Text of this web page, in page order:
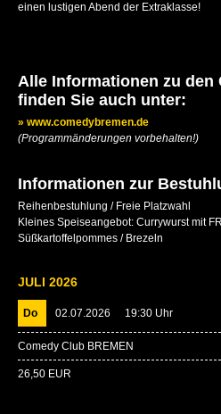
JENS HEINRICH CLAASSEN
JERRY VSAN
CAVEMAN
KAY RAY SHOW
ELKE WINTER
einen lustigen Abend der Extraklasse!
Alle Informationen zu den
finden Sie auch unter:
» www.comedybremen.de
(Programmänderungen vorbehalten!)
Informationen zur
Reihenbestuhlung / Freie Platzwahl
Kleines Speiseangebot: Currywurst mit
Süßkartoffelpommes / Brezeln
JULI 2026
Do 02.07.2026 19:30 Uhr
Comedy Club BREMEN
26,50 EUR